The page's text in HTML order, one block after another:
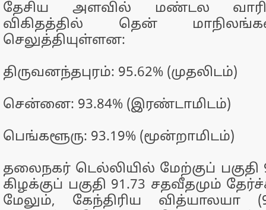
தேசிய அளவில் மண்டல
விகிதத்தில் தென்
செலுத்தியுள்ளன:
திருவனந்தபுரம்: 95.62% (முதலிடம்)
சென்னை: 93.84% (இரண்டாமிடம்)
பெங்களூரு: 93.19% (மூன்றாமிடம்)
தலைநகர் டெல்லியில் மேற்குப் பகுதி
கிழக்குப் பகுதி 91.73 சதவீதமும்
மேலும், கேந்திரிய வித்யாலயா